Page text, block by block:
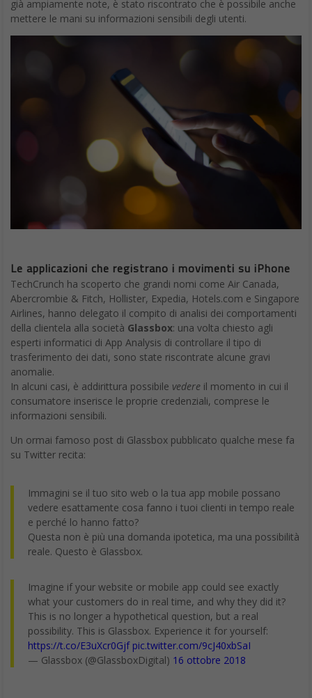
già ampiamente note, è stato riscontrato che è possibile anche
mettere le mani su informazioni sensibili degli utenti.
Le applicazioni che registrano i movimenti su iPhone
TechCrunch ha scoperto che grandi nomi come Air Canada,
Abercrombie & Fitch, Hollister, Expedia, Hotels.com e Singapore
Airlines, hanno delegato il compito di analisi dei comportamenti
della clientela alla società Glassbox: una volta chiesto agli
esperti informatici di App Analysis di controllare il tipo di
trasferimento dei dati, sono state riscontrate alcune gravi
anomalie.
In alcuni casi, è addirittura possibile vedere il momento in cui il
consumatore inserisce le proprie credenziali, comprese le
informazioni sensibili.
Un ormai famoso post di Glassbox pubblicato qualche mese fa
su Twitter recita:
Immagini se il tuo sito web o la tua app mobile possano
vedere esattamente cosa fanno i tuoi clienti in tempo reale
e perché lo hanno fatto?
Questa non è più una domanda ipotetica, ma una possibilità
reale. Questo è Glassbox.
Imagine if your website or mobile app could see exactly
what your customers do in real time, and why they did it?
This is no longer a hypothetical question, but a real
possibility. This is Glassbox. Experience it for yourself:
https://t.co/E3uXcr0Gjf pic.twitter.com/9cJ40xbSaI
— Glassbox (@GlassboxDigital) 16 ottobre 2018